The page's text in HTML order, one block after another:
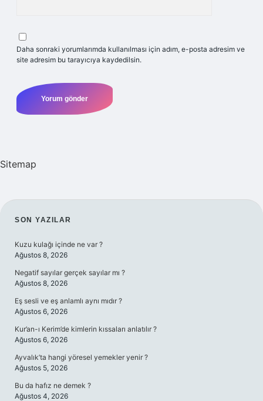
Daha sonraki yorumlarımda kullanılması için adım, e-posta adresim ve
site adresim bu tarayıcıya kaydedilsin.
Sitemap
SIDEBAR
SON YAZILAR
Kuzu kulağı içinde ne var ?
Ağustos 8, 2026
Negatif sayılar gerçek sayılar mı ?
Ağustos 8, 2026
Eş sesli ve eş anlamlı aynı mıdır ?
Ağustos 6, 2026
Kur’an-ı Kerim’de kimlerin kıssaları anlatılır ?
Ağustos 6, 2026
Ayvalık’ta hangi yöresel yemekler yenir ?
Ağustos 5, 2026
Bu da hafız ne demek ?
Ağustos 4, 2026